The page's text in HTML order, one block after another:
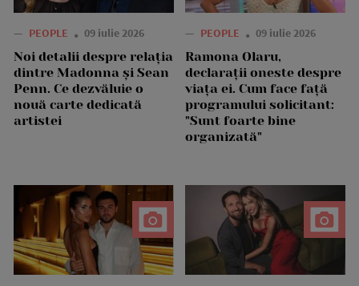
— PEOPLE 09 iulie 2026
Noi detalii despre relația
dintre Madonna și Sean
Penn. Ce dezvăluie o
nouă carte dedicată
artistei
— PEOPLE 09 iulie 2026
Ramona Olaru,
declarații oneste despre
viața ei. Cum face față
programului solicitant:
"Sunt foarte bine
organizată"